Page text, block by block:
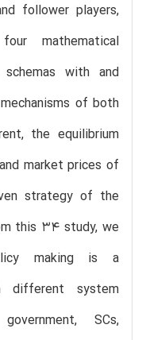
follower players,
mathematical
with and
of both
the equilibrium
market prices of
strategy of the
this 34 study, we
making is a
different system
SCs,